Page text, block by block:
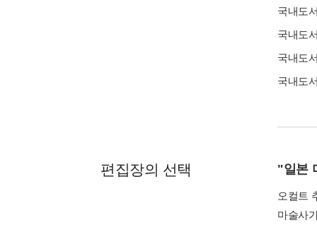
국내도
국내도
국내도
국내도
편집장의 선택 "일본
오컬트
마술사